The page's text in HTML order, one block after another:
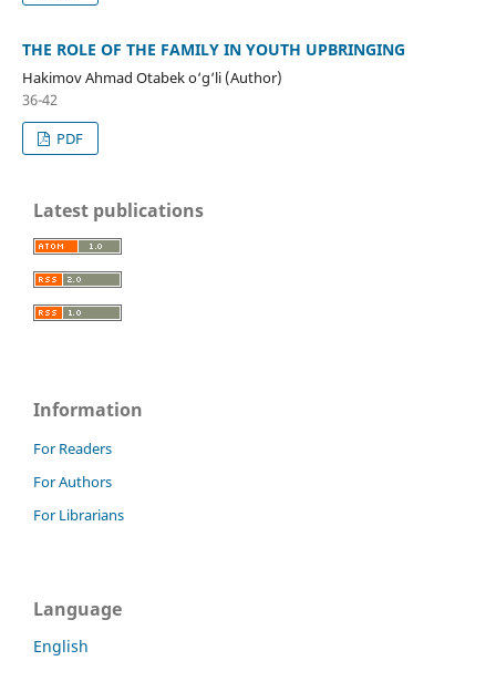
THE ROLE OF THE FAMILY IN YOUTH UPBRINGING
Hakimov Ahmad Otabek o‘g‘li (Author)
36-42
PDF
Latest publications
Information
For Readers
For Authors
For Librarians
Language
English